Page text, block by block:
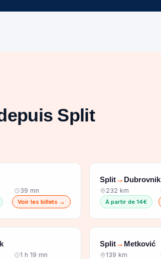
Split
39 mn
Voir les billets →
Split→ Dubrovnik
232 km
À partir de 14€
1 h 19 mn
Split→ Metković
139 km